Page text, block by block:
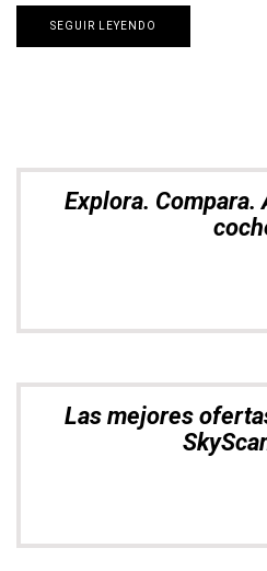
SEGUIR LEYENDO
Explora.
Las mejores